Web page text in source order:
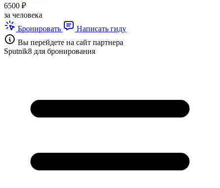
6500 ₽
за человека
Бронировать
Написать гиду
Вы перейдете на сайт партнера
Sputnik8 для бронирования